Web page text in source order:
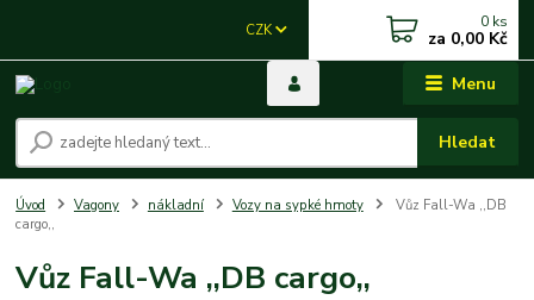
Menu
CZK
Hledat
0 ks
za 0,00 Kč
Úvod Vagony nákladní Vozy na sypké hmoty
Vůz Fall-Wa ,,DB
cargo,,
Vůz Fall-Wa ,,DB cargo,,